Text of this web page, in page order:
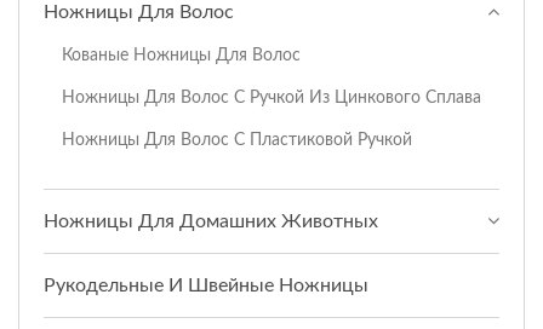
Ножницы Для Волос
Кованые Ножницы Для Волос
Ножницы Для Волос С Ручкой Из Цинкового Сплава
Ножницы Для Волос С Пластиковой Ручкой
Ножницы Для Домашних Животных
Рукодельные И Швейные Ножницы